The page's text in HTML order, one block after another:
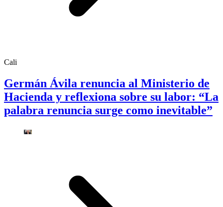
Cali
Germán Ávila renuncia al Ministerio de
Hacienda y reflexiona sobre su labor: “La
palabra renuncia surge como inevitable”